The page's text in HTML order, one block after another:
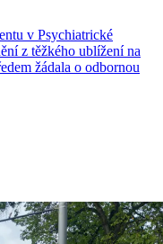
v Psychiatrické
z těžkého ublížení na
žádala o odbornou